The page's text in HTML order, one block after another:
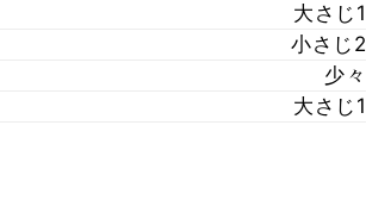
大さじ1
小さじ2
少々
大さじ1